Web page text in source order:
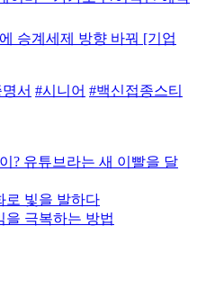
승계세제 방향 바꿔 [기업
서 #시니어 #백신접종스티
? 유튜브라는 새 이빨을 달
로 빛을 발하다
을 극복하는 방법